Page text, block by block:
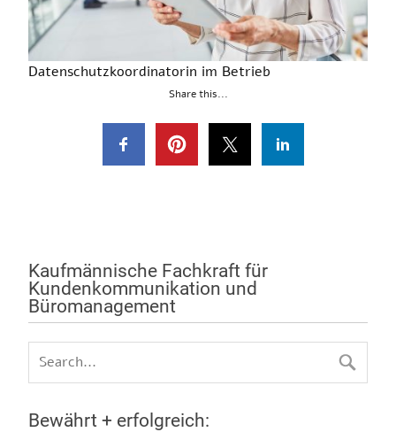
Datenschutzkoordinatorin im Betrieb
Share this...
Kaufmännische Fachkraft für
Kundenkommunikation und
Büromanagement
Bewährt + erfolgreich: